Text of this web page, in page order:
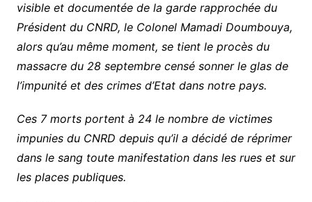
visible et documentée de la garde rapprochée du
Président du CNRD, le Colonel Mamadi Doumbouya,
alors qu’au même moment, se tient le procès du
massacre du 28 septembre censé sonner le glas de
l’impunité et des crimes d’Etat dans notre pays.
Ces 7 morts portent à 24 le nombre de victimes
impunies du CNRD depuis qu’il a décidé de réprimer
dans le sang toute manifestation dans les rues et sur
les places publiques.